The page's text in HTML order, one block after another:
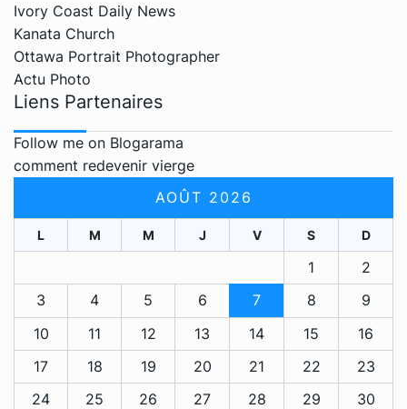
Ivory Coast Daily News
Kanata Church
Ottawa Portrait Photographer
Actu Photo
Liens Partenaires
Follow me on Blogarama
comment redevenir vierge
AOÛT 2026
L M M J V S D
1
2
3
4 5 6 7 8
9
10
11 12 13 14 15
16
17
18 19 20 21 22
23
24
25 26 27 28 29
30